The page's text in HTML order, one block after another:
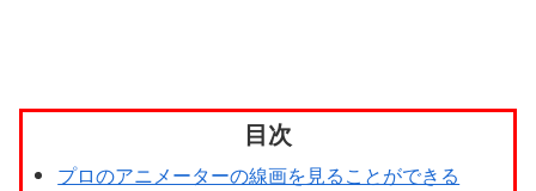
目次
プロのアニメーターの線画を見ることができる